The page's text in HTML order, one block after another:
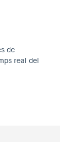
de
real del